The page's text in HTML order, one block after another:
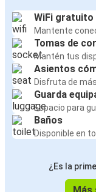
WiFi gratuito
Mantente
Tomas de
Mantén tus
Asientos
Disfruta de
Guarda
Espacio para
Baños
Disponible en
¿Es la